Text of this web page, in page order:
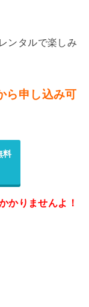
ンタルで楽しみ
ら申し込み可
料
かりませんよ！